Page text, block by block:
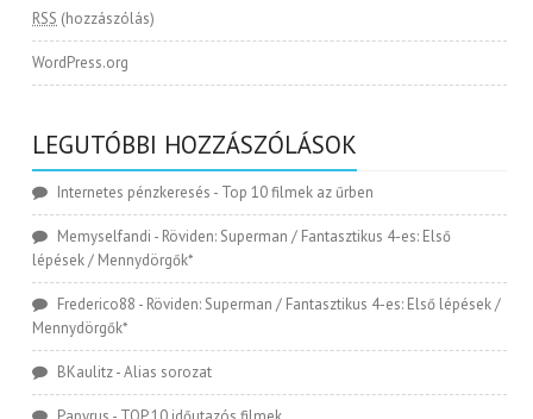
RSS (hozzászólás)
WordPress.org
LEGUTÓBBI HOZZÁSZÓLÁSOK
Internetes pénzkeresés - Top 10 filmek az űrben
Memyselfandi - Röviden: Superman / Fantasztikus 4-es: Első
lépések / Mennydörgők*
Frederico88 - Röviden: Superman / Fantasztikus 4-es: Első lépések /
Mennydörgők*
BKaulitz-Alias sorozat